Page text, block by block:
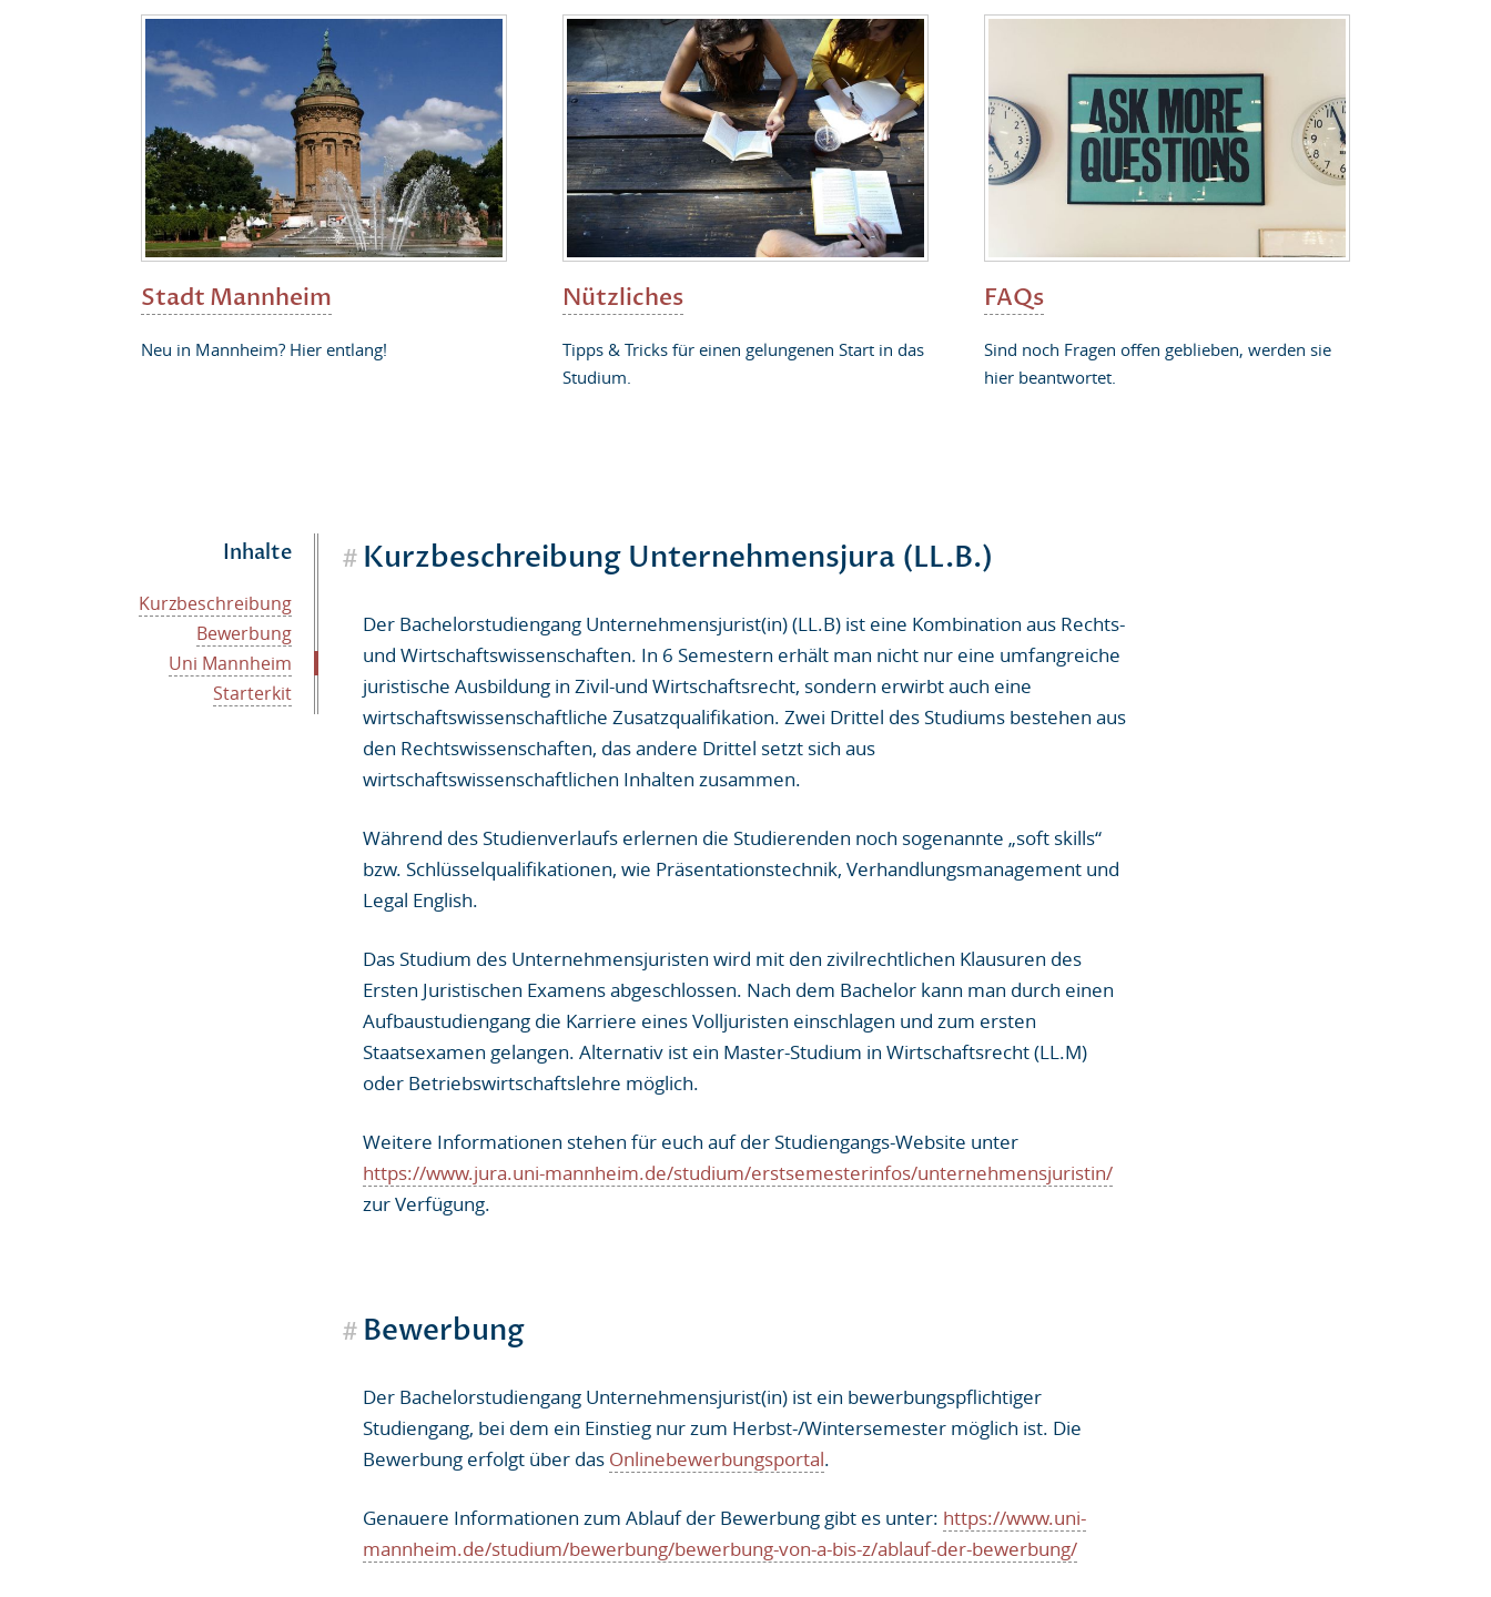
Stadt Mannheim
Neu in Mannheim? Hier entlang!
Nützliches
Tipps & Tricks für einen gelungenen Start in das
Studium.
FAQs
Sind noch Fragen offen geblieben, werden sie
hier beantwortet.
Inhalte
Kurzbeschreibung
Bewerbung
Uni Mannheim
Starterkit
# Kurzbeschreibung Unternehmensjura (LL.B.)
Der Bachelorstudiengang Unternehmensjurist(in) (LL.B) ist eine Kombination aus Rechts-
und Wirtschaftswissenschaften. In 6 Semestern erhält man nicht nur eine umfangreiche
juristische Ausbildung in Zivil-und Wirtschaftsrecht, sondern erwirbt auch eine
wirtschaftswissenschaftliche Zusatzqualifikation. Zwei Drittel des Studiums bestehen aus
den Rechtswissenschaften, das andere Drittel setzt sich aus
wirtschaftswissenschaftlichen Inhalten zusammen.
Während des Studienverlaufs erlernen die Studierenden noch sogenannte „soft skills“
bzw. Schlüsselqualifikationen, wie Präsentationstechnik, Verhandlungsmanagement und
Legal English.
Das Studium des Unternehmensjuristen wird mit den zivilrechtlichen Klausuren des
Ersten Juristischen Examens abgeschlossen. Nach dem Bachelor kann man durch einen
Aufbaustudiengang die Karriere eines Volljuristen einschlagen und zum ersten
Staatsexamen gelangen. Alternativ ist ein Master-Studium in Wirtschaftsrecht (LL.M)
oder Betriebswirtschaftslehre möglich.
Weitere Informationen stehen für euch auf der Studiengangs-Website unter
https://www.jura.uni-mannheim.de/studium/erstsemesterinfos/unternehmensjuristin/
zur Verfügung.
# Bewerbung
Der Bachelorstudiengang Unternehmensjurist(in) ist ein bewerbungspflichtiger
Studiengang, bei dem ein Einstieg nur zum Herbst-/Wintersemester möglich ist. Die
Bewerbung erfolgt über das Onlinebewerbungsportal.
Genauere Informationen zum Ablauf der Bewerbung gibt es unter: https://www.uni-
mannheim.de/studium/bewerbung/bewerbung-von-a-bis-z/ablauf-der-bewerbung/